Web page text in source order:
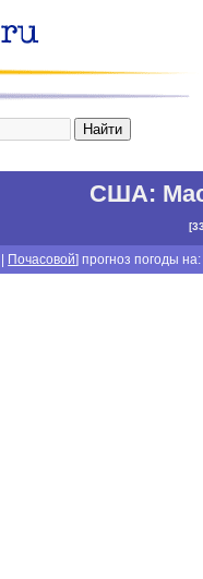
США:
[
Почасовой] прогноз погоды на: